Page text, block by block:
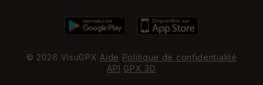
© 2026 VisuGPX Aide Politique de confidentialité
API GPX 3D